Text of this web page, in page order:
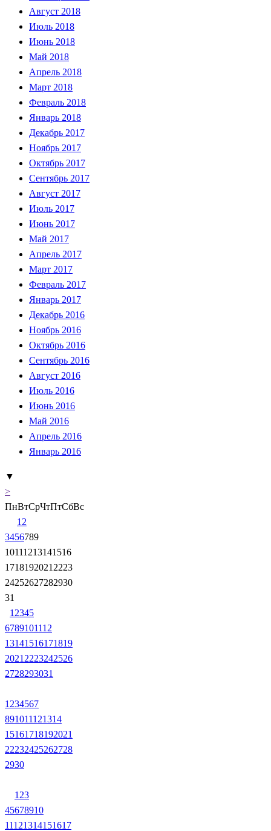
Август 2018
Июль 2018
Июнь 2018
Май 2018
Апрель 2018
Март 2018
Февраль 2018
Январь 2018
Декабрь 2017
Ноябрь 2017
Октябрь 2017
Сентябрь 2017
Август 2017
Июль 2017
Июнь 2017
Май 2017
Апрель 2017
Март 2017
Февраль 2017
Январь 2017
Декабрь 2016
Ноябрь 2016
Октябрь 2016
Сентябрь 2016
Август 2016
Июль 2016
Июнь 2016
Май 2016
Апрель 2016
Январь 2016
▼
>
ПнВтСрЧтПтСбВс
1 2
3456789
10111213141516
1718192021 2223
24252627282930
31
1 2345
6789101112
13141516171819
2021 2223242526
2728293031
1 234567
891011121314
15161718192021
22232425262728
2930
1 23
45678910
11121314151617